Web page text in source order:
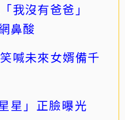
我沒有爸爸」
鼻酸
喊未來女婿備千
星」正臉曝光